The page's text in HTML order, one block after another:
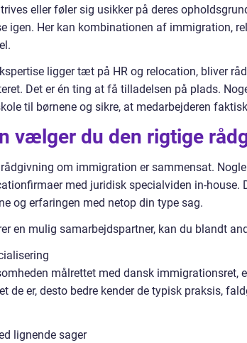
eller føler sig usikker på deres
igen. Her kan kombinationen af immigration,
ligger tæt på HR og relocation, bliver
Det er én ting at få tilladelsen på plads.
til børnene og sikre, at medarbejderen
vælger du den rigtige
om immigration er sammensat.
med juridisk specialviden in-house.
og erfaringen med netop din type sag.
en mulig samarbejdspartner, kan du blandt
målrettet med dansk immigrationsret,
de er, desto bedre kender de typisk praksis,
lignende sager